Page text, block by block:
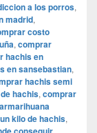
a los porros,
madrid,
costo
, comprar
hachis en
en sansebastian,
hachis semi
hachis, comprar
kilo de hachis,